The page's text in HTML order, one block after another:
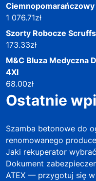
Ciemnopomarańczowy
1 076.71zł
Szorty Robocze
173.33zł
M&C Bluza Medyczna
4Xl
68.00zł
Ostatnie
Szamba betonowe do
renomowanego
Jaki rekuperator
Dokument
ATEX — przygotuj się